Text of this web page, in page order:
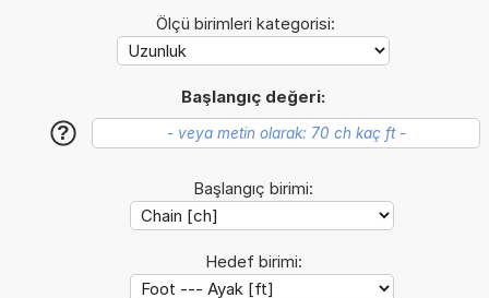
Ölçü birimleri kategorisi:
Başlangıç değeri:
?
Başlangıç birimi:
Hedef birimi: